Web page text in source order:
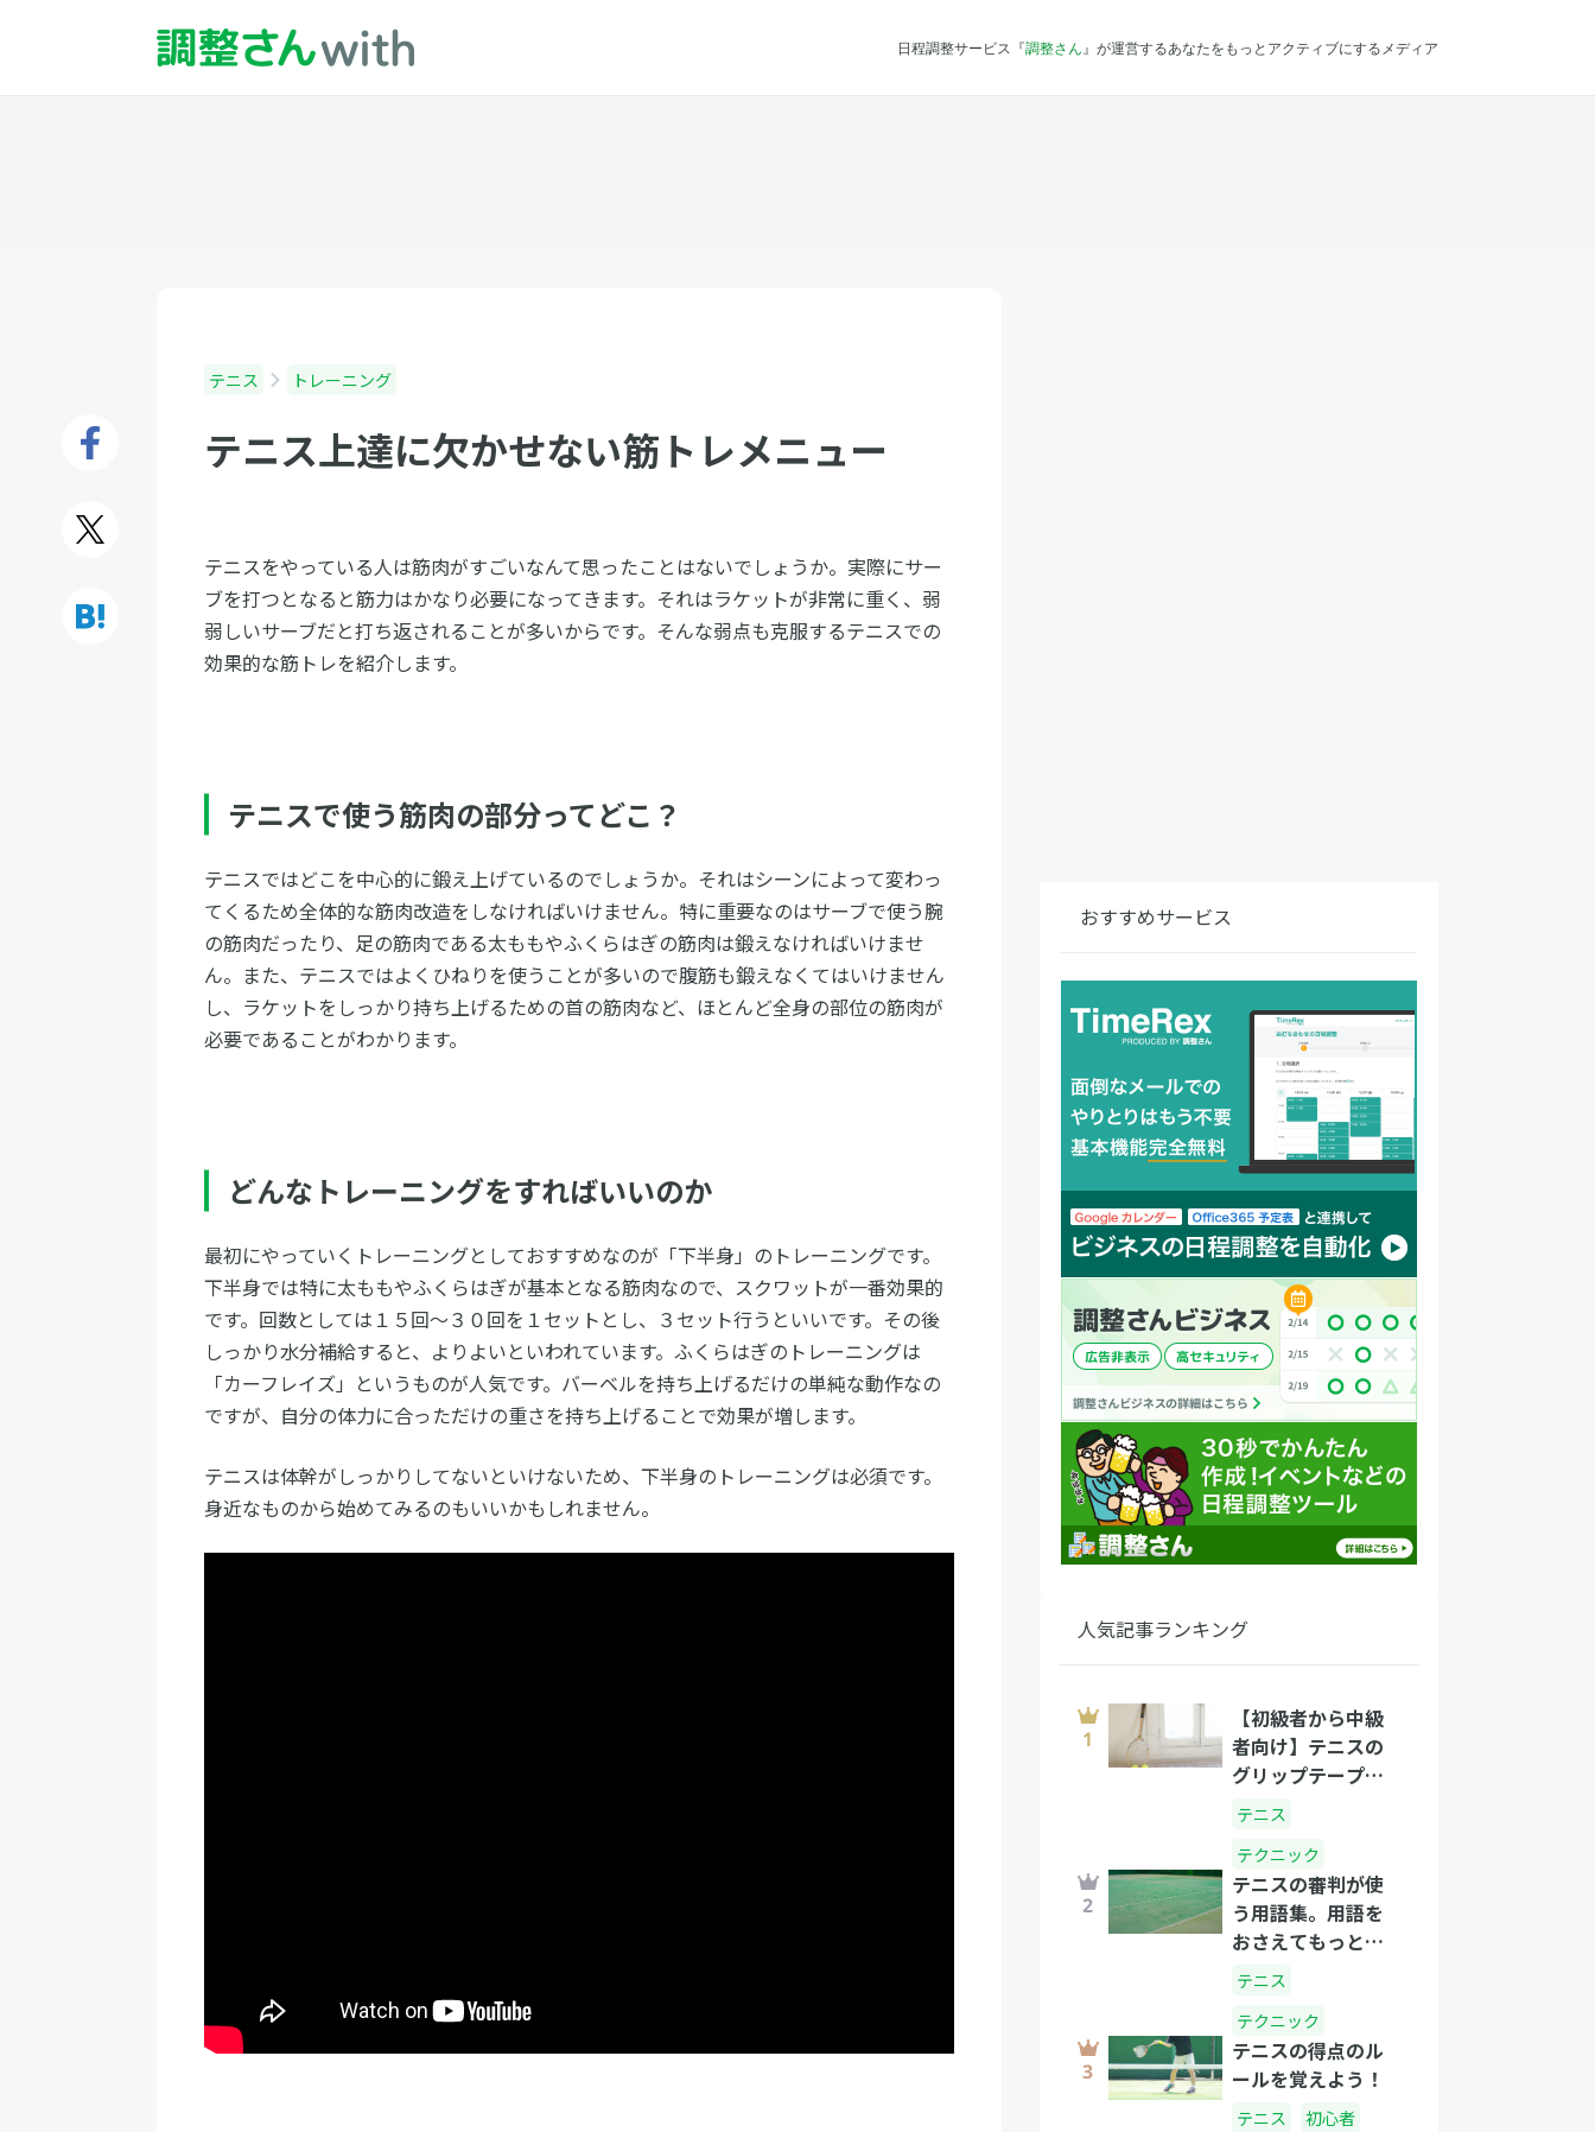
日程調整サービス『調整さん 』が運営するあなたをもっとアクティブにするメディア
テニス トレーニング
テニス上達に欠かせない筋トレメニュー
テニスをやっている人は筋肉がすごいなんて思ったことはないでしょうか。実際にサー
ブを打つとなると筋力はかなり必要になってきます。それはラケットが非常に重く、弱
弱しいサーブだと打ち返されることが多いからです。そんな弱点も克服するテニスでの
効果的な筋トレを紹介します。
テニスで使う筋肉の部分ってどこ？
テニスではどこを中心的に鍛え上げているのでしょうか。それはシーンによって変わっ
てくるため全体的な筋肉改造をしなければいけません。特に重要なのはサーブで使う腕
の筋肉だったり、足の筋肉である太ももやふくらはぎの筋肉は鍛えなければいけませ
ん。また、テニスではよくひねりを使うことが多いので腹筋も鍛えなくてはいけません
し、ラケットをしっかり持ち上げるための首の筋肉など、ほとんど全身の部位の筋肉が
必要であることがわかります。
どんなトレーニングをすればいいのか
最初にやっていくトレーニングとしておすすめなのが「下半身」のトレーニングです。
下半身では特に太ももやふくらはぎが基本となる筋肉なので、スクワットが一番効果的
です。回数としては１５回～３０回を１セットとし、３セット行うといいです。その後
しっかり水分補給すると、よりよいといわれています。ふくらはぎのトレーニングは
「カーフレイズ」というものが人気です。バーベルを持ち上げるだけの単純な動作なの
ですが、自分の体力に合っただけの重さを持ち上げることで効果が増します。
テニスは体幹がしっかりしてないといけないため、下半身のトレーニングは必須です。
身近なものから始めてみるのもいいかもしれません。
おすすめサービス
人気記事ランキング
【初級者から中級
者向け】テニスの
グリップテープの
正しい選び方と巻
き方
テニス
テクニック
テニスの審判が使
う用語集。用語を
おさえてもっとテ
ニスを楽しもう！
テニス
テクニック
テニスの得点のル
ールを覚えよう！
テニス 初心者